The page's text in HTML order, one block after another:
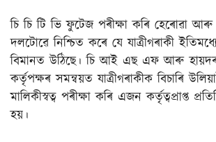
চি চি টি ভি ফুটেজ পৰীক্ষা কৰি হেৰোৱা আৰু
দলটোৱে নিশ্চিত কৰে যে যাত্ৰীগৰাকী
বিমানত উঠিছে। চি আই এছ এফ আৰু
কৰ্তৃপক্ষৰ সমন্বয়ত যাত্ৰীগৰাকীক বিচাৰি
মালিকীস্বত্ব পৰীক্ষা কৰি এজন কৰ্তৃত্বপ্ৰাপ্ত
হয়।